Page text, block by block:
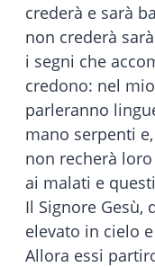
crederà e sarà
non crederà
i segni che
credono: nel
parleranno
mano serpenti
non recherà
ai malati e
Il Signore Gesù,
elevato in cielo
Allora essi